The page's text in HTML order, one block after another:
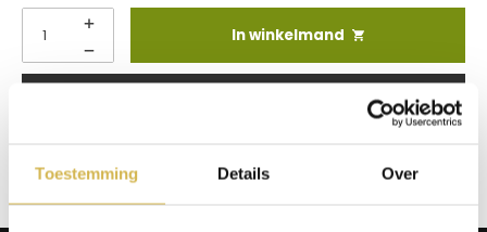
Toestemming Details Over
In winkelmand
Info aanvragen / wensen doorgeven